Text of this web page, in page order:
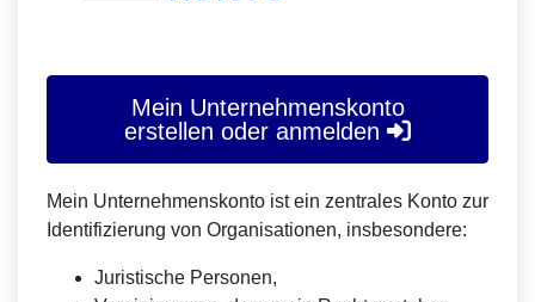
Mein Unternehmenskonto
erstellen oder anmelden
Mein Unternehmenskonto ist ein zentrales Konto zur
Identifizierung von Organisationen, insbesondere:
Juristische Personen,